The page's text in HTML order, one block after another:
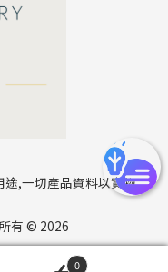
,一切產品資料以實物
有 © 2026
0